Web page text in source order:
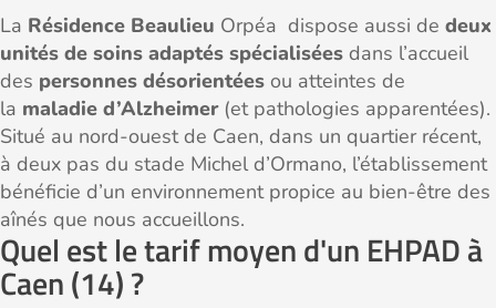
La Résidence Beaulieu Orpéa dispose aussi de deux
unités de soins adaptés spécialisées dans l’accueil
des personnes désorientées ou atteintes de
la maladie d’Alzheimer(et pathologies apparentées).
Situé au nord-ouest de Caen, dans un quartier récent,
à deux pas du stade Michel d’Ormano, l’établissement
bénéficie d’un environnement propice au bien-être des
aînés que nous accueillons.
Quel est le tarif moyen d'un EHPAD à
Caen (14) ?